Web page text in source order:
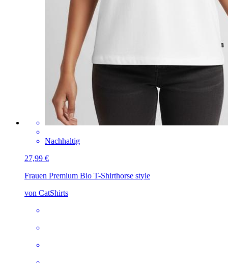
Nachhaltig
27,99 €
Frauen Premium Bio T-Shirthorse style
von CatShirts